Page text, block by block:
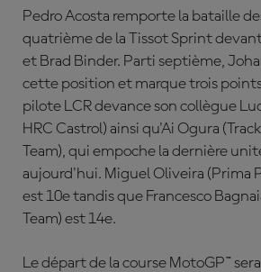
Pedro Acosta remporte la bataille
quatrième de la Tissot Sprint
et Brad Binder. Parti septième,
cette position et marque trois
pilote LCR devance son collègue
HRC Castrol) ainsi qu'Ai Ogura
Team), qui empoche la dernière
aujourd'hui. Miguel Oliveira (Prima
est 10e tandis que Francesco
Team) est 14e.
Le départ de la course MotoGP™